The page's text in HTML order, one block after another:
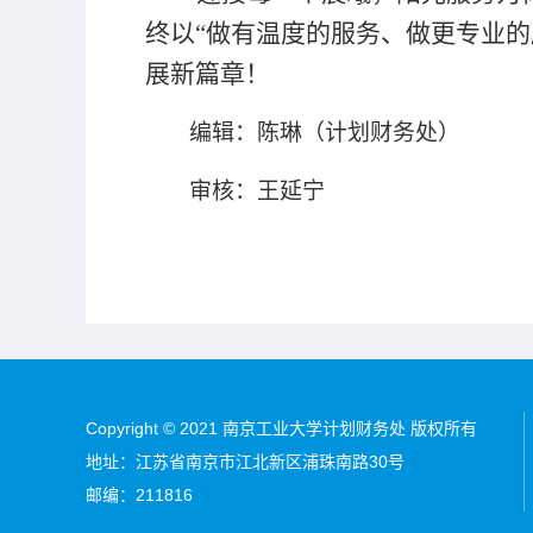
终以“做有温度的服务、做更专业
展新篇章！
编辑：陈琳（计划财务处）
审核：王延宁
Copyright © 2021 南京工业大学计划财务处 版权所有
地址：江苏省南京市江北新区浦珠南路30号
邮编：211816